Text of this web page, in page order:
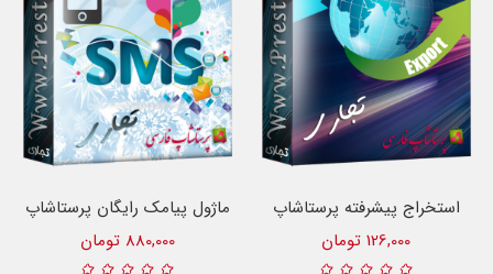
ماژول پیامک رایگان پرستاشاپ
880,000 تومان
استخراج پیشرفته پرستاشاپ
126,000 تومان